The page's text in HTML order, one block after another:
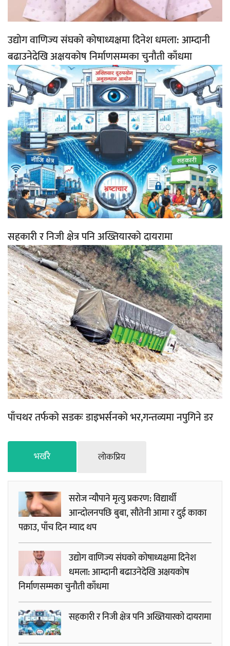
उद्योग वाणिज्य संघको कोषाध्यक्षमा दिनेश धमला: आम्दानी
बढाउनेदेखि अक्षयकोष निर्माणसम्मका चुनौती काँधमा
सहकारी र निजी क्षेत्र पनि अख्तियारको दायरामा
पाँचथर तर्फको सडकः डाइभर्सनको भर,गन्तव्यमा नपुगिने डर
भर्खरै लाेकप्रिय
सरोज न्यौपाने मृत्यु प्रकरण: विद्यार्थी
आन्दोलनपछि बुबा, सौतेनी आमा र दुई काका
पक्राउ, पाँच दिन म्याद थप
उद्योग वाणिज्य संघको कोषाध्यक्षमा दिनेश
धमला: आम्दानी बढाउनेदेखि अक्षयकोष
निर्माणसम्मका चुनौती काँधमा
सहकारी र निजी क्षेत्र पनि अख्तियारको दायरामा